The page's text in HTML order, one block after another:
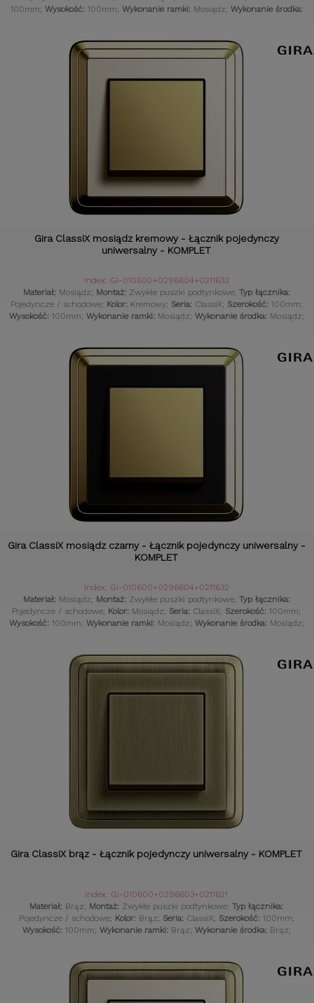
100mm; Wysokość: 100mm; Wykonanie ramki: Mosiądz; Wykonanie środka:
Gira ClassiX mosiądz kremowy - Łącznik pojedynczy
uniwersalny - KOMPLET
Index: GI-010600+0296604+0211633
Materiał: Mosiądz; Montaż: Zwykłe puszki podtynkowe; Typ łącznika:
Pojedyncze / schodowe; Kolor: Kremowy; Seria: ClassiX; Szerokość: 100mm;
Wysokość: 100mm; Wykonanie ramki: Mosiądz; Wykonanie środka: Mosiądz;
Gira ClassiX mosiądz czarny - Łącznik pojedynczy uniwersalny -
KOMPLET
Index: GI-010600+0296604+0211632
Materiał: Mosiądz; Montaż: Zwykłe puszki podtynkowe; Typ łącznika:
Pojedyncze / schodowe; Kolor: Mosiądz; Seria: ClassiX; Szerokość: 100mm;
Wysokość: 100mm; Wykonanie ramki: Mosiądz; Wykonanie środka: Mosiądz;
Gira ClassiX brąz - Łącznik pojedynczy uniwersalny - KOMPLET
Index: GI-010600+0296603+0211621
Materiał: Brąz; Montaż: Zwykłe puszki podtynkowe; Typ łącznika:
Pojedyncze / schodowe; Kolor: Brąz; Seria: ClassiX; Szerokość: 100mm;
Wysokość: 100mm; Wykonanie ramki: Brąz; Wykonanie środka: Brąz;